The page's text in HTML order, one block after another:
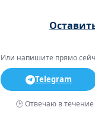
Или напишите прямо
Telegram
🕒 Отвечаю в